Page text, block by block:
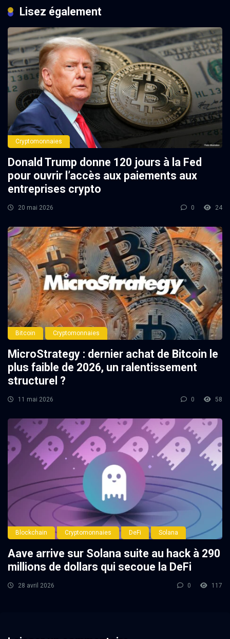
Lisez également
Cryptomonnaies
Donald Trump donne 120 jours à la Fed
pour ouvrir l’accès aux paiements aux
entreprises crypto
20 mai 2026 0 24
Bitcoin Cryptomonnaies
MicroStrategy : dernier achat de Bitcoin le
plus faible de 2026, un ralentissement
structurel ?
11 mai 2026 0 58
Blockchain Cryptomonnaies DeFi Solana
Aave arrive sur Solana suite au hack à 290
millions de dollars qui secoue la DeFi
28 avril 2026 0 117